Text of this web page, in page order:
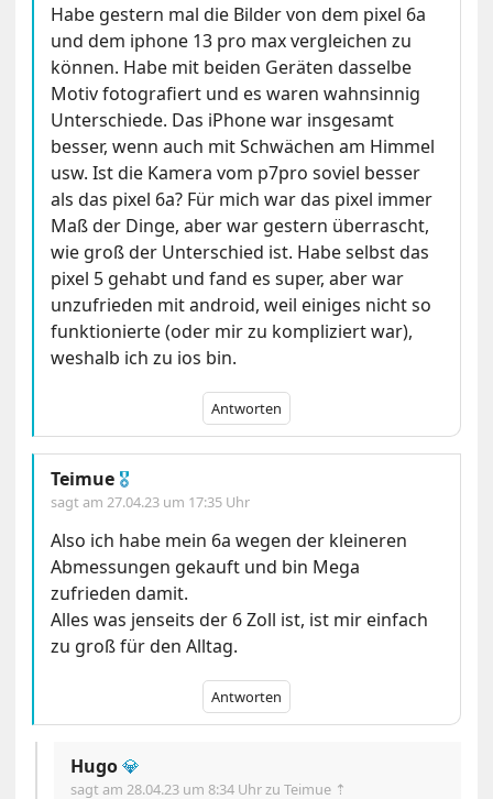
Habe gestern mal die Bilder von dem pixel 6a
und dem iphone 13 pro max vergleichen zu
können. Habe mit beiden Geräten dasselbe
Motiv fotografiert und es waren wahnsinnig
Unterschiede. Das iPhone war insgesamt
besser, wenn auch mit Schwächen am Himmel
usw. Ist die Kamera vom p7pro soviel besser
als das pixel 6a? Für mich war das pixel immer
Maß der Dinge, aber war gestern überrascht,
wie groß der Unterschied ist. Habe selbst das
pixel 5 gehabt und fand es super, aber war
unzufrieden mit android, weil einiges nicht so
funktionierte (oder mir zu kompliziert war),
weshalb ich zu ios bin.
Antworten
Teimue 🎖
sagt am27.04.23 um 17:35 Uhr
Also ich habe mein 6a wegen der kleineren
Abmessungen gekauft und bin Mega
zufrieden damit.
Alles was jenseits der 6 Zoll ist, ist mir einfach
zu groß für den Alltag.
Antworten
Hugo💎
sagt am28.04.23 um 8:34 Uhrzu Teimue ⇡